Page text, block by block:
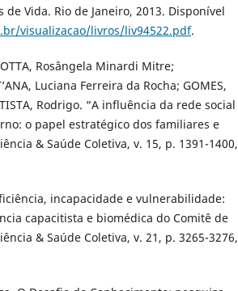
de Vida. Rio de Janeiro, 2013. Disponível
visualizacao/livros/liv94522.pdf.
Rosângela Minardi Mitre;
Luciana Ferreira da Rocha; GOMES,
Rodrigo. “A influência da rede social
o papel estratégico dos familiares e
& Saúde Coletiva, v. 15, p. 1391-1400,
incapacidade e vulnerabilidade:
capacitista e biomédica do Comitê de
& Saúde Coletiva, v. 21, p. 3265-3276,